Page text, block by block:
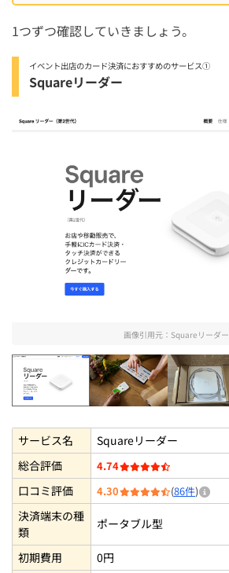
1つずつ確認していきましょう。
イベント出店のカード決済におすすめのサービス①
Squareリーダー
画像引用元： Squareリーダー
サービス名
Squareリーダー
総合評価
4.74
口コミ評価 4.30 (86件)
決済端末の種
類
ポータブル型
初期費用 0円